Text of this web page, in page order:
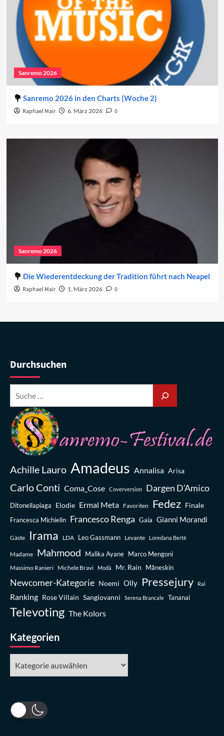
Sanremo 2026
Sanremo 2026 in den Charts (Woche 2)
Raphael Mair 6. März 2026 0
Sanremo 2026
Die Wiederentdeckung der Tradition führt nach Neapel
Raphael Mair 1. März 2026 0
Durchsuchen
Achille Lauro Amadeus Annalisa Arisa
Carlo Conti Coma_Cose Coverversion Dargen D’Amico
Ditonellapiaga Elodie Ermal Meta Favoriten Fedez Finale
Francesca Michielin Francesco Renga Gaia Gianni Morandi
Gäste Irama LDA Leo Gassmann Levante Loredana Bertè
Madame Mahmood Malika Ayane Marco Mengoni
Massimo Ranieri Michele Bravi Modà Mr. Rain Måneskin
Newcomer-Kategorie Noemi Olly Pressejury Rai
Ranking Rose Villain Sangiovanni Serena Brancale Tananai
Televoting The Kolors
Kategorien